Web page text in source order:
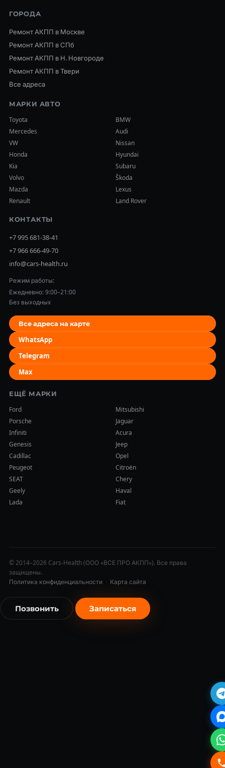
ГОРОДА
Ремонт АКПП в Москве
Ремонт АКПП в СПб
Ремонт АКПП в Н. Новгороде
Ремонт АКПП в Твери
Все адреса
МАРКИ АВТО
Toyota
BMW
Mercedes
Audi
VW
Nissan
Honda
Hyundai
Kia
Subaru
Volvo
Škoda
Mazda
Lexus
Renault
Land Rover
КОНТАКТЫ
+7 995 681-38-41
+7 966 666-49-70
info@cars-health.ru
Режим работы:
Ежедневно: 9:00–21:00
Без выходных
Все адреса на карте
WhatsApp
Telegram
Max
ЕЩЁ МАРКИ
Ford
Mitsubishi
Porsche
Jaguar
Infiniti
Acura
Genesis
Jeep
Cadillac
Opel
Peugeot
Citroën
SEAT
Chery
Geely
Haval
Lada
Fiat
© 2014–2026 Cars-Health (ООО «ВСЕ ПРО АКПП»). Все права
защищены.
Политика конфиденциальности · Карта сайта
Позвонить Записаться